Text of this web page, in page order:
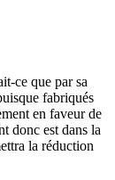
ce que par sa
fabriqués
en faveur de
donc est dans la
la réduction